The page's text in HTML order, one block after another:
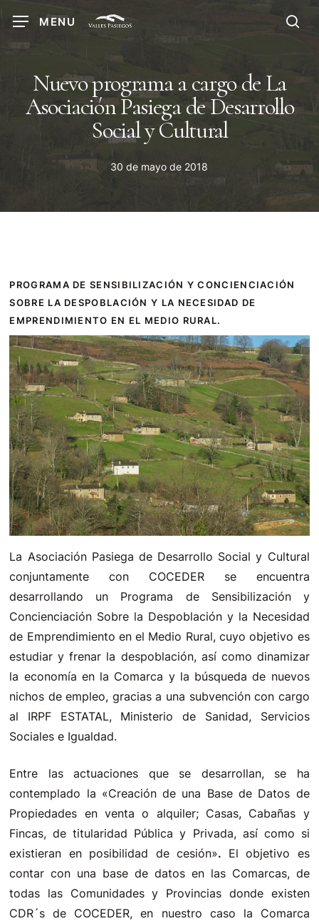
main
MENU
Nuevo programa a cargo de La
Asociación Pasiega de Desarrollo
Social y Cultural
30 de mayo de 2018
PROGRAMA DE SENSIBILIZACIÓN Y CONCIENCIACIÓN
SOBRE LA DESPOBLACIÓN Y LA NECESIDAD DE
EMPRENDIMIENTO EN EL MEDIO RURAL.
La Asociación Pasiega de Desarrollo Social y Cultural
conjuntamente con COCEDER se encuentra
desarrollando un Programa de Sensibilización y
Concienciación Sobre la Despoblación y la Necesidad
de Emprendimiento en el Medio Rural, cuyo objetivo es
estudiar y frenar la despoblación, así como dinamizar
la economía en la Comarca y la búsqueda de nuevos
nichos de empleo, gracias a una subvención con cargo
al IRPF ESTATAL, Ministerio de Sanidad, Servicios
Sociales e Igualdad.
Entre las actuaciones que se desarrollan, se ha
contemplado la «Creación de una Base de Datos de
Propiedades en venta o alquiler; Casas, Cabañas y
Fincas, de titularidad Pública y Privada, así como si
existieran en posibilidad de cesión». El objetivo es
contar con una base de datos en las Comarcas, de
todas las Comunidades y Provincias donde existen
CDR´s de COCEDER, en nuestro caso la Comarca